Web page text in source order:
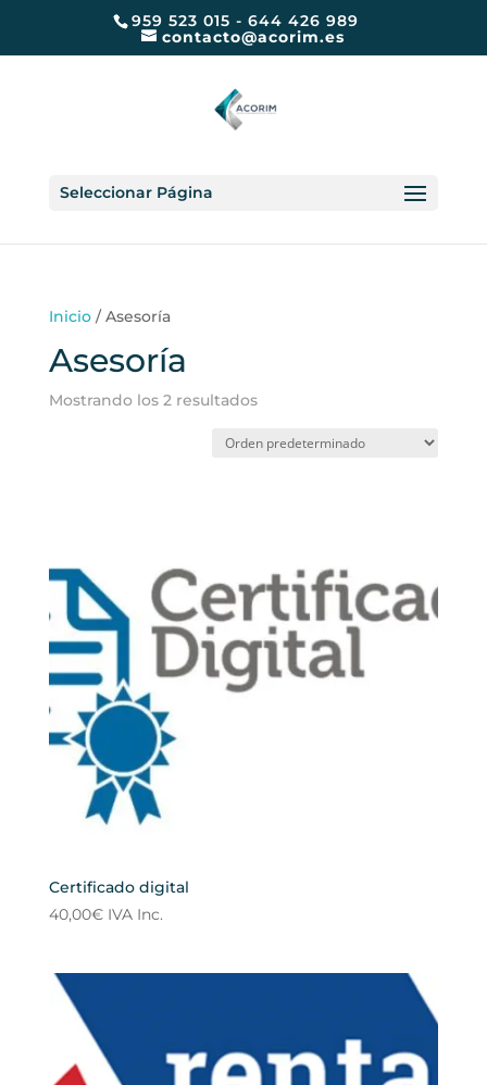
959 523 015 - 644 426 989
contacto@acorim.es
Seleccionar Página
Inicio/ Asesoría
Asesoría
Mostrando los 2 resultados
Certificado digital
40,00€ IVA Inc.